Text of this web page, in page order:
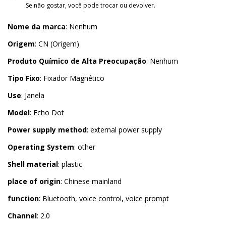
Se não gostar, você pode trocar ou devolver.
Nome da marca: Nenhum
Origem: CN (Origem)
Produto Químico de Alta Preocupação: Nenhum
Tipo Fixo: Fixador Magnético
Use: Janela
Model: Echo Dot
Power supply method: external power supply
Operating System: other
Shell material: plastic
place of origin: Chinese mainland
function: Bluetooth, voice control, voice prompt
Channel: 2.0